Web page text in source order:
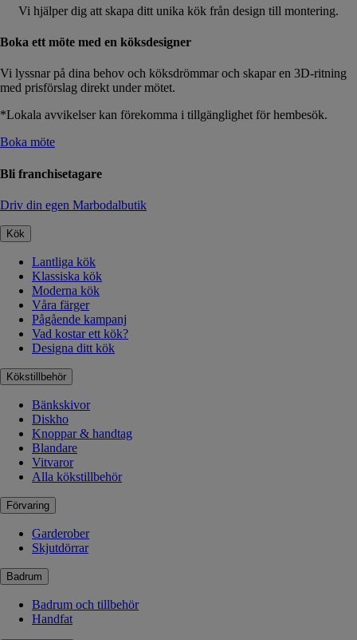
Vi hjälper dig att skapa ditt unika kök från design till montering.
Boka ett möte med en köksdesigner
Vi lyssnar på dina behov och köksdrömmar och skapar en 3D-ritning
med prisförslag direkt under mötet.
*Lokala avvikelser kan förekomma i tillgänglighet för hembesök.
Boka möte
Bli franchisetagare
Driv din egen Marbodalbutik
Kök
Lantliga kök
Klassiska kök
Moderna kök
Våra färger
Pågående kampanj
Vad kostar ett kök?
Designa ditt kök
Kökstillbehör
Bänkskivor
Diskho
Knoppar & handtag
Blandare
Vitvaror
Alla kökstillbehör
Förvaring
Garderober
Skjutdörrar
Badrum
Badrum och tillbehör
Handfat